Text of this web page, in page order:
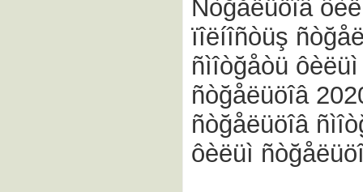
Ñòğåëüöîâ
ïîëíîñòüş
ñìîòğåòü
ñòğåëüöîâ
ñòğåëüöîâ
ôèëüì